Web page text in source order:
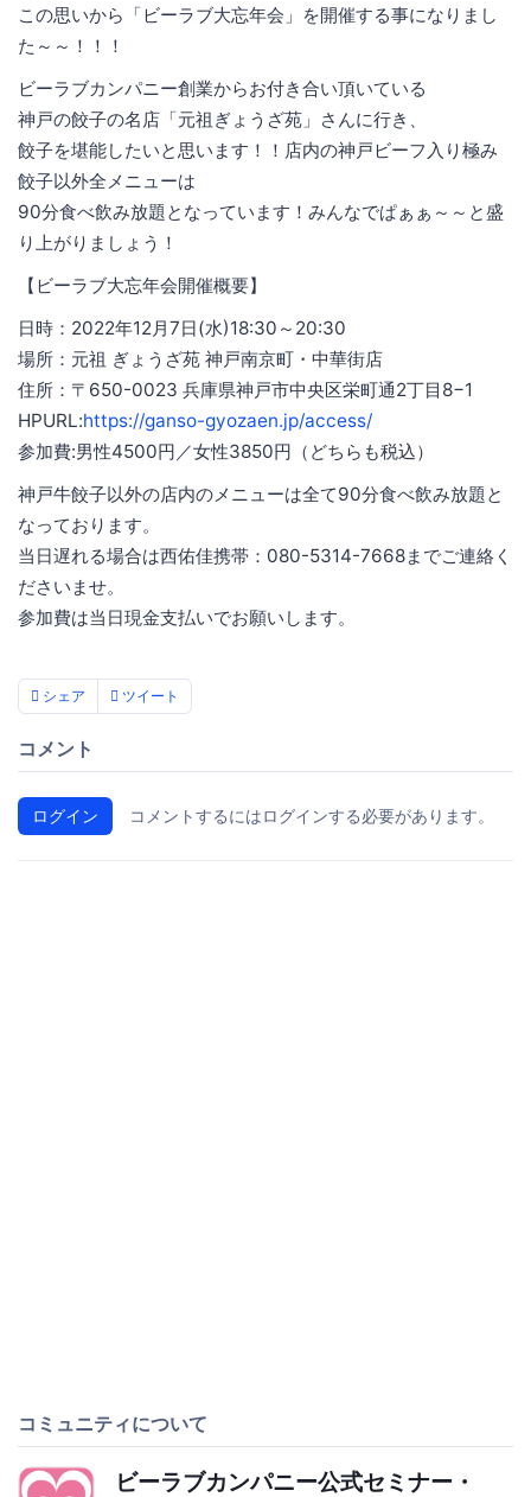
この思いから「ビーラブ大忘年会」を開催する事になりまし
た～～！！！
ビーラブカンパニー創業からお付き合い頂いている
神戸の餃子の名店「元祖ぎょうざ苑」さんに行き、
餃子を堪能したいと思います！！店内の神戸ビーフ入り極み
餃子以外全メニューは
90分食べ飲み放題となっています！みんなでぱぁぁ～～と盛
り上がりましょう！
【ビーラブ大忘年会開催概要】
日時：2022年12月7日(水)18:30～20:30
場所：元祖 ぎょうざ苑 神戸南京町・中華街店
住所：〒650-0023 兵庫県神戸市中央区栄町通2丁目8−1
HPURL:https://ganso-gyozaen.jp/access/
参加費:男性4500円／女性3850円（どちらも税込）
神戸牛餃子以外の店内のメニューは全て90分食べ飲み放題と
なっております。
当日遅れる場合は西佑佳携帯：080-5314-7668までご連絡く
ださいませ。
参加費は当日現金支払いでお願いします。
シェア ツイート
コメント
ログイン コメントするにはログインする必要があります。
コミュニティについて
ビーラブカンパニー公式セミナー・